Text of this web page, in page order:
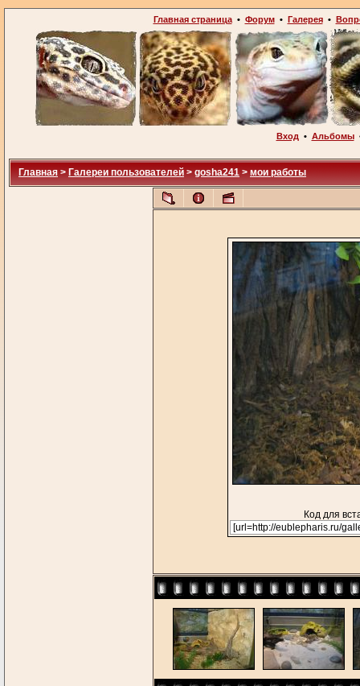
Главная страница• Форум• Галерея•
Вход • Альбомы
Главная > Галереи пользователей > gosha241 > мои работы
Код для